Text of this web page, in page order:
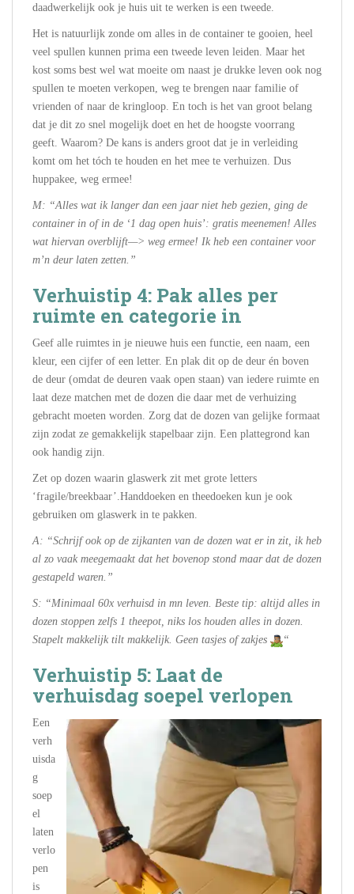
daadwerkelijk ook je huis uit te werken is een tweede.
Het is natuurlijk zonde om alles in de container te gooien, heel
veel spullen kunnen prima een tweede leven leiden. Maar het
kost soms best wel wat moeite om naast je drukke leven ook nog
spullen te moeten verkopen, weg te brengen naar familie of
vrienden of naar de kringloop. En toch is het van groot belang
dat je dit zo snel mogelijk doet en het de hoogste voorrang
geeft. Waarom? De kans is anders groot dat je in verleiding
komt om het tóch te houden en het mee te verhuizen. Dus
huppakee, weg ermee!
M: “Alles wat ik langer dan een jaar niet heb gezien, ging de
container in of in de ‘1 dag open huis’: gratis meenemen! Alles
wat hiervan overblijft—> weg ermee! Ik heb een container voor
m’n deur laten zetten.”
Verhuistip 4: Pak alles per
ruimte en categorie in
Geef alle ruimtes in je nieuwe huis een functie, een naam, een
kleur, een cijfer of een letter. En plak dit op de deur én boven
de deur (omdat de deuren vaak open staan) van iedere ruimte en
laat deze matchen met de dozen die daar met de verhuizing
gebracht moeten worden. Zorg dat de dozen van gelijke formaat
zijn zodat ze gemakkelijk stapelbaar zijn. Een plattegrond kan
ook handig zijn.
Zet op dozen waarin glaswerk zit met grote letters
‘fragile/breekbaar’.Handdoeken en theedoeken kun je ook
gebruiken om glaswerk in te pakken.
A: “Schrijf ook op de zijkanten van de dozen wat er in zit, ik heb
al zo vaak meegemaakt dat het bovenop stond maar dat de dozen
gestapeld waren.”
S: “Minimaal 60x verhuisd in mn leven. Beste tip: altijd alles in
dozen stoppen zelfs 1 theepot, niks los houden alles in dozen.
Stapelt makkelijk tilt makkelijk. Geen tasjes of zakjes
“
Verhuistip 5: Laat de
verhuisdag soepel verlopen
Een
verh
uisda
g
soep
el
laten
verlo
pen
is